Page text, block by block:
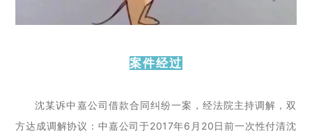
案件经过
沈某诉中嘉公司借款合同纠纷一案，经法院主持调解，双
方达成调解协议：中嘉公司于2017年6月20日前一次性付清沈